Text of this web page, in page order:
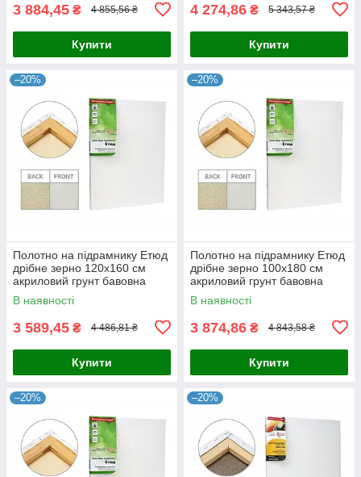
3 884,45 ₴ 4 855,56 ₴
Купити
4 274,86 ₴ 5 343,57 ₴
Купити
–20%
Полотно на підрамнику Етюд
дрібне зерно 120x160 см
акриловий грунт бавовна
4820149870359
В наявності
3 589,45 ₴ 4 486,81 ₴
Купити
–20%
Полотно на підрамнику Етюд
дрібне зерно 100x180 см
акриловий грунт бавовна
4820149870281
В наявності
3 874,86 ₴ 4 843,58 ₴
Купити
–20% –20%